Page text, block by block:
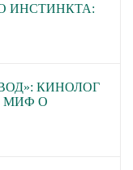
ИНСТИНКТА:
КИНОЛОГ
МИФ О